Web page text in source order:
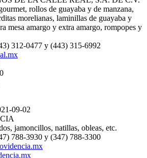
rollos de guayaba y de manzana,
morelianas, laminillas de guayaba y
mesa amargo y extra amargo, rompopes y
312-0477 y (443) 315-6992
09-02
jamoncillos, natillas, obleas, etc.
788-3930 y (347) 788-3300